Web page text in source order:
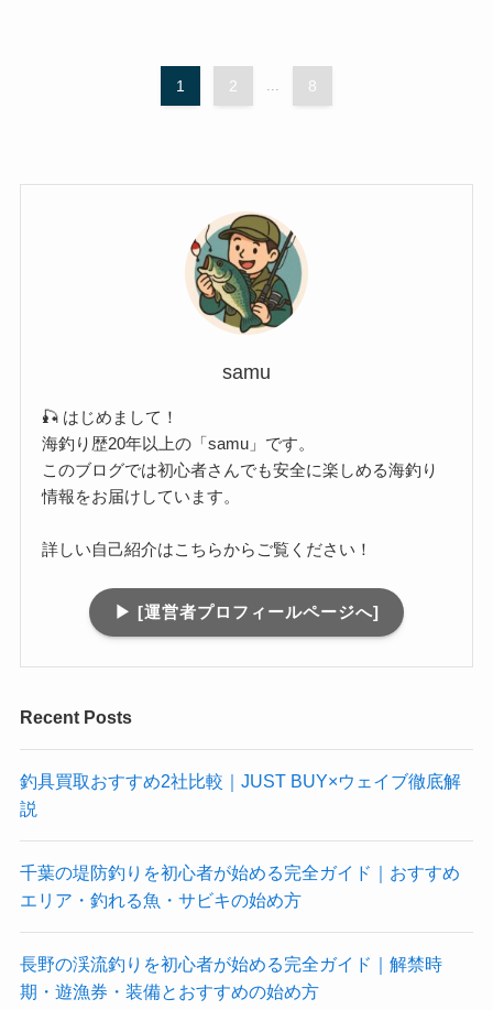
1 2 ... 8
samu
🎣 はじめまして！
海釣り歴20年以上の「samu」です。
このブログでは初心者さんでも安全に楽しめる海釣り
情報をお届けしています。
詳しい自己紹介はこちらからご覧ください！
▶︎ [運営者プロフィールページへ]
Recent Posts
釣具買取おすすめ2社比較｜JUST BUY×ウェイブ徹底解
説
千葉の堤防釣りを初心者が始める完全ガイド｜おすすめ
エリア・釣れる魚・サビキの始め方
長野の渓流釣りを初心者が始める完全ガイド｜解禁時
期・遊漁券・装備とおすすめの始め方